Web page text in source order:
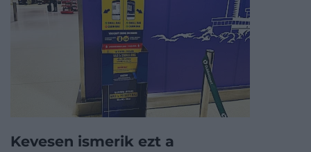
Kevesen ismerik ezt a